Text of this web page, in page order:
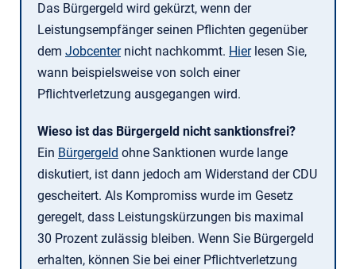
Das Bürgergeld wird gekürzt, wenn der
Leistungsempfänger seinen Pflichten gegenüber
dem Jobcenternicht nachkommt. Hierlesen Sie,
wann beispielsweise von solch einer
Pflichtverletzung ausgegangen wird.
Wieso ist das Bürgergeld nicht sanktionsfrei?
Ein Bürgergeld ohne Sanktionen wurde lange
diskutiert, ist dann jedoch am Widerstand der CDU
gescheitert. Als Kompromiss wurde im Gesetz
geregelt, dass Leistungskürzungen bis maximal
30 Prozent zulässig bleiben. Wenn Sie Bürgergeld
erhalten, können Sie bei einer Pflichtverletzung